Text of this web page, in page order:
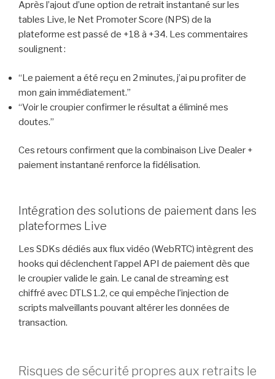
Après l’ajout d’une option de retrait instantané sur les
tables Live, le Net Promoter Score (NPS) de la
plateforme est passé de +18 à +34. Les commentaires
soulignent :
“Le paiement a été reçu en 2 minutes, j’ai pu profiter de
mon gain immédiatement.”
“Voir le croupier confirmer le résultat a éliminé mes
doutes.”
Ces retours confirment que la combinaison Live Dealer +
paiement instantané renforce la fidélisation.
Intégration des solutions de paiement dans les
plateformes Live
Les SDKs dédiés aux flux vidéo (WebRTC) intègrent des
hooks qui déclenchent l’appel API de paiement dès que
le croupier valide le gain. Le canal de streaming est
chiffré avec DTLS 1.2, ce qui empêche l’injection de
scripts malveillants pouvant altérer les données de
transaction.
Risques de sécurité propres aux retraits le